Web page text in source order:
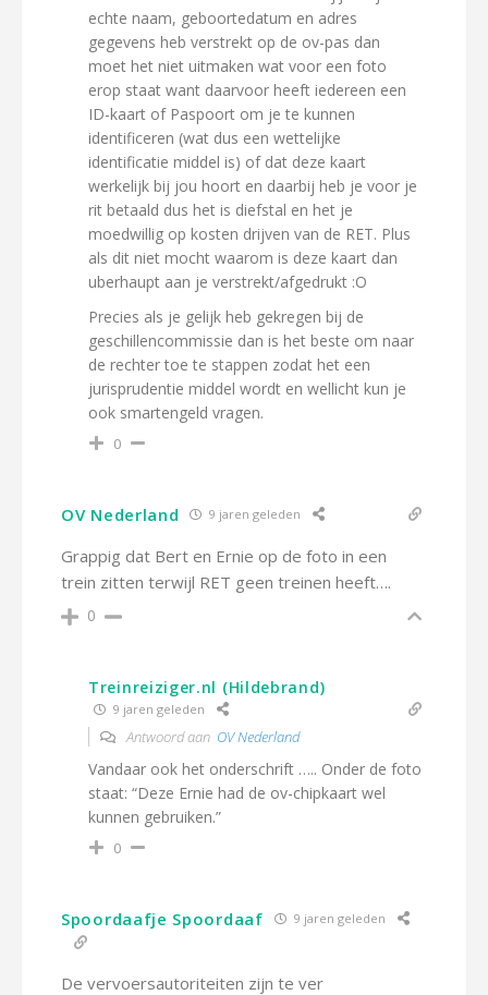
echte naam, geboortedatum en adres
gegevens heb verstrekt op de ov-pas dan
moet het niet uitmaken wat voor een foto
erop staat want daarvoor heeft iedereen een
ID-kaart of Paspoort om je te kunnen
identificeren (wat dus een wettelijke
identificatie middel is) of dat deze kaart
werkelijk bij jou hoort en daarbij heb je voor je
rit betaald dus het is diefstal en het je
moedwillig op kosten drijven van de RET. Plus
als dit niet mocht waarom is deze kaart dan
uberhaupt aan je verstrekt/afgedrukt :O
Precies als je gelijk heb gekregen bij de
geschillencommissie dan is het beste om naar
de rechter toe te stappen zodat het een
jurisprudentie middel wordt en wellicht kun je
ook smartengeld vragen.
0
OV Nederland 9 jaren geleden
Grappig dat Bert en Ernie op de foto in een
trein zitten terwijl RET geen treinen heeft….
0
Treinreiziger.nl (Hildebrand)
9 jaren geleden
Antwoord aan OV Nederland
Vandaar ook het onderschrift ….. Onder de foto
staat: “Deze Ernie had de ov-chipkaart wel
kunnen gebruiken.”
0
Spoordaafje Spoordaaf 9 jaren geleden
De vervoersautoriteiten zijn te ver